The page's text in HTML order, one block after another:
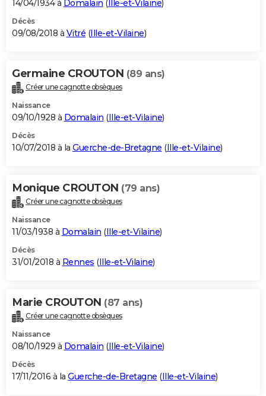
14/04/1934 à Domalain ( Ille-et-Vilaine)
Décès
09/08/2018 à Vitré (Ille-et-Vilaine)
Germaine CROUTON (89 ans)
Créer une cagnotte obsèques
Naissance
09/10/1928 à Domalain (Ille-et-Vilaine)
Décès
10/07/2018 à la Guerche-de-Bretagne (Ille-et-Vilaine)
Monique CROUTON (79 ans)
Créer une cagnotte obsèques
Naissance
11/03/1938 à Domalain (Ille-et-Vilaine)
Décès
31/01/2018 à Rennes (Ille-et-Vilaine)
Marie CROUTON (87 ans)
Créer une cagnotte obsèques
Naissance
08/10/1929 à Domalain (Ille-et-Vilaine)
Décès
17/11/2016 à la Guerche-de-Bretagne (Ille-et-Vilaine)